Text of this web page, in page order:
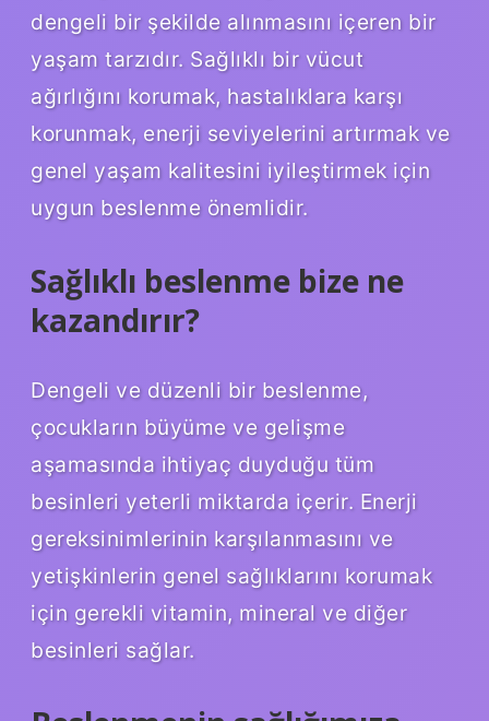
dengeli bir şekilde alınmasını içeren bir
yaşam tarzıdır. Sağlıklı bir vücut
ağırlığını korumak, hastalıklara karşı
korunmak, enerji seviyelerini artırmak ve
genel yaşam kalitesini iyileştirmek için
uygun beslenme önemlidir.
Sağlıklı beslenme bize ne
kazandırır?
Dengeli ve düzenli bir beslenme,
çocukların büyüme ve gelişme
aşamasında ihtiyaç duyduğu tüm
besinleri yeterli miktarda içerir. Enerji
gereksinimlerinin karşılanmasını ve
yetişkinlerin genel sağlıklarını korumak
için gerekli vitamin, mineral ve diğer
besinleri sağlar.